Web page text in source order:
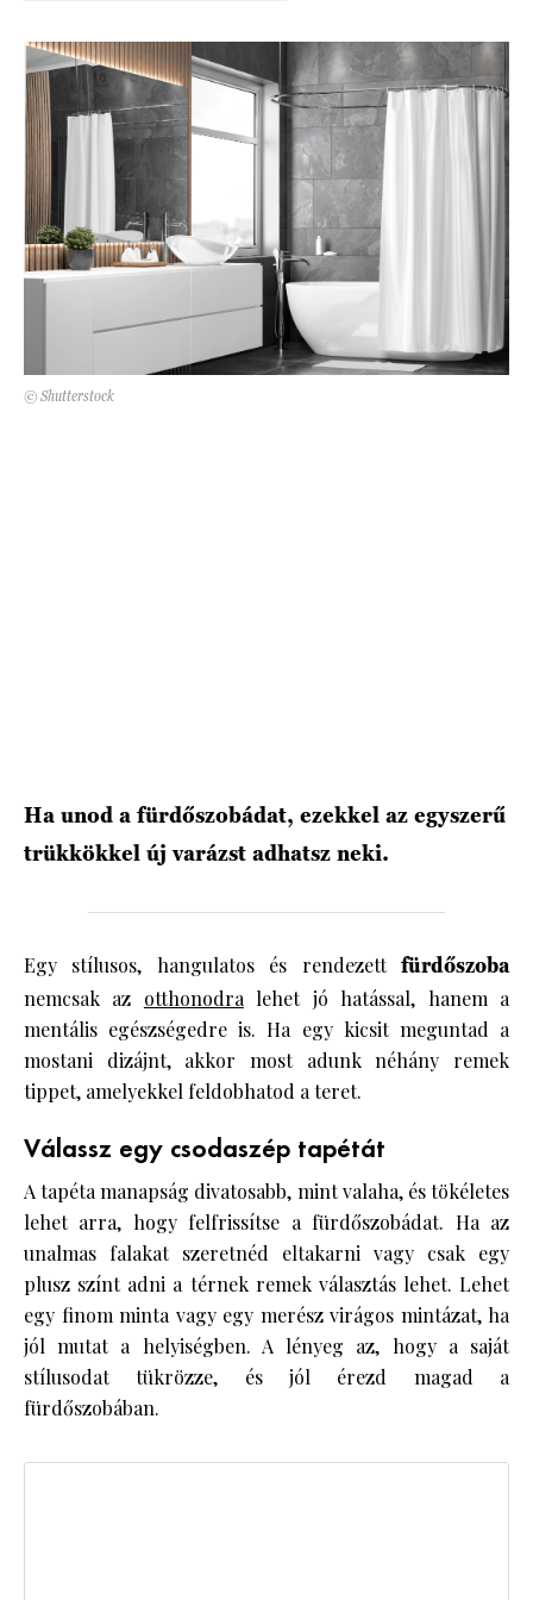
© Shutterstock
Ha unod a fürdőszobádat, ezekkel az egyszerű
trükkökkel új varázst adhatsz neki.
Egy stílusos, hangulatos és rendezett fürdőszoba
nemcsak az otthonodralehet jó hatással, hanem a
mentális egészségedre is. Ha egy kicsit meguntad a
mostani dizájnt, akkor most adunk néhány remek
tippet, amelyekkel feldobhatod a teret.
Válassz egy csodaszép tapétát
A tapéta manapság divatosabb, mint valaha, és tökéletes
lehet arra, hogy felfrissítse a fürdőszobádat. Ha az
unalmas falakat szeretnéd eltakarni vagy csak egy
plusz színt adni a térnek remek választás lehet. Lehet
egy finom minta vagy egy merész virágos mintázat, ha
jól mutat a helyiségben. A lényeg az, hogy a saját
stílusodat tükrözze, és jól érezd magad a
fürdőszobában.